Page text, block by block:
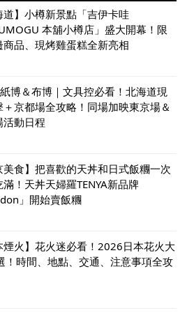
道】小樽新景點「吉伊卡哇
本舖小樽店」盛大開幕！限
商品、現烤雞蛋糕全新亮相
博＆布博｜文具控必看！北海道現
＋京都場全攻略！同場加映東京場＆
活動日程
美食】把喜歡的天丼和日式飯糰一次
！天丼天婦羅TENYA新品牌
」開始賣飯糰
煙火】花火迷必看！2026日本花火大
！時間、地點、交通、注意事項全攻